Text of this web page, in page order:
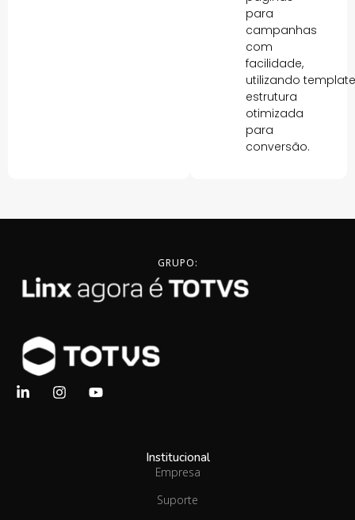
para
campanhas
com
facilidade,
utilizando
estrutura
otimizada
para
conversão.
GRUPO:
Institucional
Empresa
Suporte